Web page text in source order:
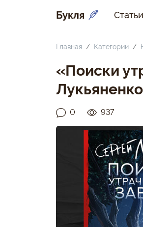
Букля Статьи
Главная Категории
«Поиски
Лукьяненко
0 937